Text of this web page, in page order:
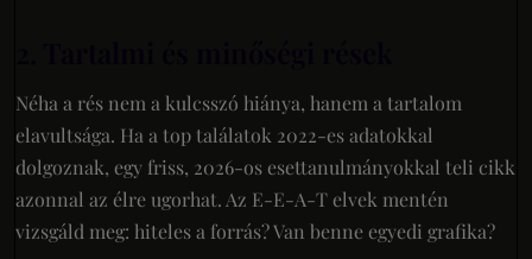
Néha a rés nem a kulcsszó hiánya, hanem a tartalom
elavultsága. Ha a top találatok 2022-es adatokkal
dolgoznak, egy friss, 2026-os esettanulmányokkal teli cikk
azonnal az élre ugorhat. Az E-E-A-T elvek mentén
vizsgáld meg: hiteles a forrás? Van benne egyedi grafika?